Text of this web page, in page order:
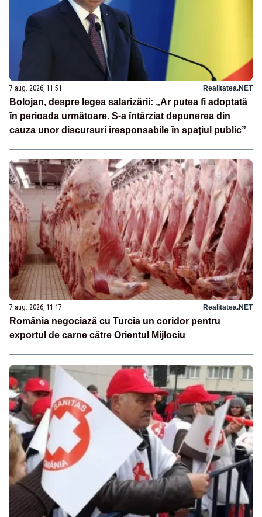
7 aug. 2026, 11:51 Realitatea.NET
Bolojan, despre legea salarizării: „Ar putea fi adoptată
în perioada următoare. S-a întârziat depunerea din
cauza unor discursuri iresponsabile în spaţiul public”
7 aug. 2026, 11:17 Realitatea.NET
România negociază cu Turcia un coridor pentru
exportul de carne către Orientul Mijlociu